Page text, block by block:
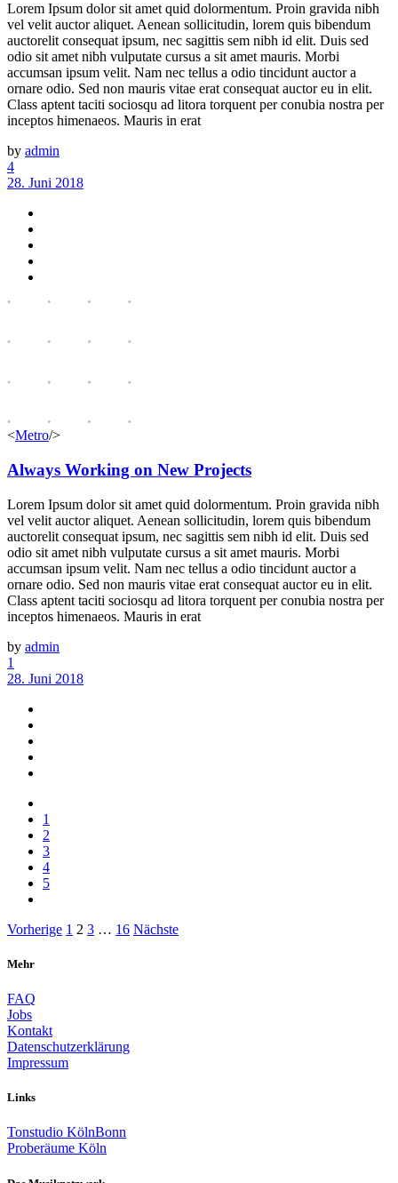
Lorem Ipsum dolor sit amet quid dolormentum. Proin gravida nibh
vel velit auctor aliquet. Aenean sollicitudin, lorem quis bibendum
auctorelit consequat ipsum, nec sagittis sem nibh id elit. Duis sed
odio sit amet nibh vulputate cursus a sit amet mauris. Morbi
accumsan ipsum velit. Nam nec tellus a odio tincidunt auctor a
ornare odio. Sed non mauris vitae erat consequat auctor eu in elit.
Class aptent taciti sociosqu ad litora torquent per conubia nostra per
inceptos himenaeos. Mauris in erat
by admin
4
28. Juni 2018
<Metro/>
Always Working on New Projects
Lorem Ipsum dolor sit amet quid dolormentum. Proin gravida nibh
vel velit auctor aliquet. Aenean sollicitudin, lorem quis bibendum
auctorelit consequat ipsum, nec sagittis sem nibh id elit. Duis sed
odio sit amet nibh vulputate cursus a sit amet mauris. Morbi
accumsan ipsum velit. Nam nec tellus a odio tincidunt auctor a
ornare odio. Sed non mauris vitae erat consequat auctor eu in elit.
Class aptent taciti sociosqu ad litora torquent per conubia nostra per
inceptos himenaeos. Mauris in erat
by admin
1
28. Juni 2018
1
2
3
4
5
Beitragsnavigation
Vorherige 1 2 3 … 16 Nächste
Mehr
FAQ
Jobs
Kontakt
Datenschutzerklärung
Impressum
Links
Tonstudio KölnBonn
Proberäume Köln